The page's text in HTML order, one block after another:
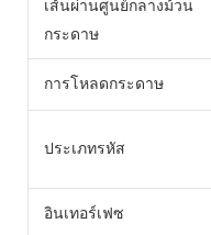
เส้นผ่านศูนย์กลางม้วน
กระดาษ
การโหลดกระดาษ
ประเภทรหัส
อินเทอร์เฟซ